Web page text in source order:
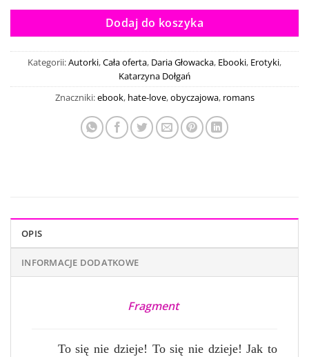
Dodaj do koszyka
Kategorii:Autorki,Cała oferta, Daria Głowacka, Ebooki, Erotyki,
Katarzyna Dołgań
Znaczniki:ebook, hate-love,obyczajowa, romans
OPIS
INFORMACJE DODATKOWE
Fragment
To się nie dzieje! To się nie dzieje! Jak to